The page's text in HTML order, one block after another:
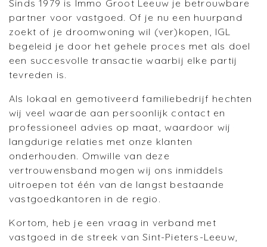
Sinds 1979 is Immo Groot Leeuw je betrouwbare
partner voor vastgoed. Of je nu een huurpand
zoekt of je droomwoning wil (ver)kopen, IGL
begeleid je door het gehele proces met als doel
een succesvolle transactie waarbij elke partij
tevreden is.
Als lokaal en gemotiveerd familiebedrijf hechten
wij veel waarde aan persoonlijk contact en
professioneel advies op maat, waardoor wij
langdurige relaties met onze klanten
onderhouden. Omwille van deze
vertrouwensband mogen wij ons inmiddels
uitroepen tot één van de langst bestaande
vastgoedkantoren in de regio.
Kortom, heb je een vraag in verband met
vastgoed in de streek van Sint-Pieters-Leeuw,